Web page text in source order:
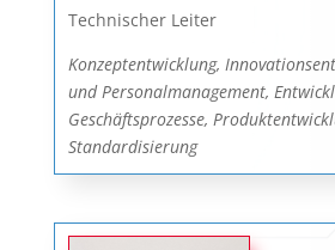
Technischer Leiter
Konzeptentwicklung,
und Personalmanagement,
Geschäftsprozesse,
Standardisierung